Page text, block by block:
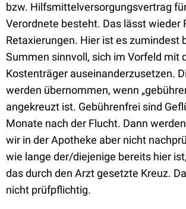
bzw. Hilfsmittelversorgungsvertrag
Verordnete besteht. Das lässt wieder
Retaxierungen. Hier ist es zumindest
Summen sinnvoll, sich im Vorfeld mit
Kostenträger auseinanderzusetzen.
werden übernommen, wenn
angekreuzt ist. Gebührenfrei sind
Monate nach der Flucht. Dann
wir in der Apotheke aber nicht
wie lange der/diejenige bereits hier
das durch den Arzt gesetzte Kreuz.
nicht prüfpflichtig.